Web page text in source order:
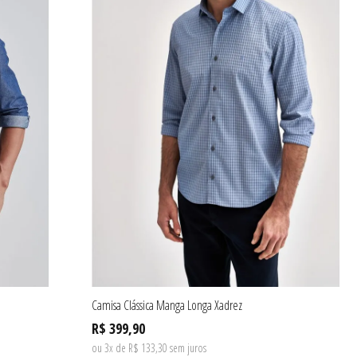
Camisa Clássica Manga Longa Xadrez
R$ 399,90
ou 3x de R$ 133,30 sem juros